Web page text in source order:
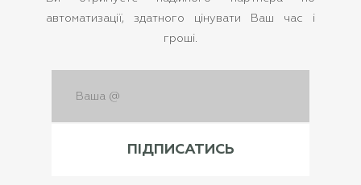
автоматизації, здатного цінувати Ваш час і
гроші.